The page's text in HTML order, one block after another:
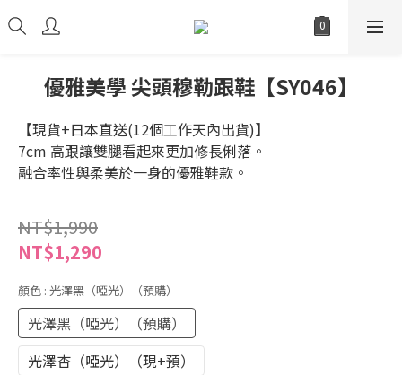
優雅美學 尖頭穆勒跟鞋【SY046】
【現貨+日本直送(12個工作天內出貨)】
7cm 高跟讓雙腿看起來更加修長俐落。
融合率性與柔美於一身的優雅鞋款。
NT$1,990
NT$1,290
顏色 : 光澤黑（啞光）（預購）
光澤黑（啞光）（預購）
光澤杏（啞光）（現+預）